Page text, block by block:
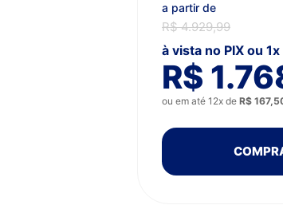
a partir de
R$ 4.929,99
à vista no PIX ou
R$
ou em até 12x de R$